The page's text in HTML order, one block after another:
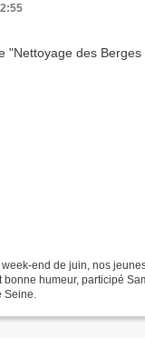
end de juin, nos
bonne humeur, participé
Seine.